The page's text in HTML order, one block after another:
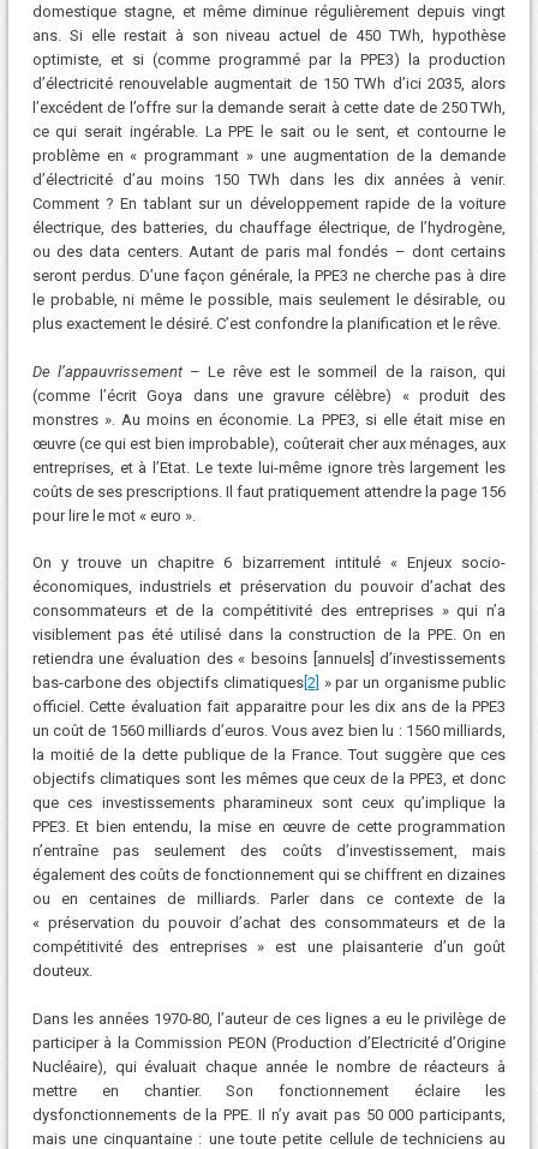
domestique stagne, et même diminue régulièrement depuis vingt
ans. Si elle restait à son niveau actuel de 450 TWh, hypothèse
optimiste, et si (comme programmé par la PPE3) la production
d’électricité renouvelable augmentait de 150 TWh d’ici 2035, alors
l’excédent de l’offre sur la demande serait à cette date de 250 TWh,
ce qui serait ingérable. La PPE le sait ou le sent, et contourne le
problème en « programmant » une augmentation de la demande
d’électricité d’au moins 150 TWh dans les dix années à venir.
Comment ? En tablant sur un développement rapide de la voiture
électrique, des batteries, du chauffage électrique, de l’hydrogène,
ou des data centers. Autant de paris mal fondés – dont certains
seront perdus. D’une façon générale, la PPE3 ne cherche pas à dire
le probable, ni même le possible, mais seulement le désirable, ou
plus exactement le désiré. C’est confondre la planification et le rêve.
De l’appauvrissement– Le rêve est le sommeil de la raison, qui
(comme l’écrit Goya dans une gravure célèbre) « produit des
monstres ». Au moins en économie. La PPE3, si elle était mise en
œuvre (ce qui est bien improbable), coûterait cher aux ménages, aux
entreprises, et à l’Etat. Le texte lui-même ignore très largement les
coûts de ses prescriptions. Il faut pratiquement attendre la page 156
pour lire le mot « euro ».
On y trouve un chapitre 6 bizarrement intitulé « Enjeux socio-
économiques, industriels et préservation du pouvoir d’achat des
consommateurs et de la compétitivité des entreprises » qui n’a
visiblement pas été utilisé dans la construction de la PPE. On en
retiendra une évaluation des « besoins [annuels] d’investissements
bas-carbone des objectifs climatiques[2] » par un organisme public
officiel. Cette évaluation fait apparaitre pour les dix ans de la PPE3
un coût de 1560 milliards d’euros. Vous avez bien lu : 1560 milliards,
la moitié de la dette publique de la France. Tout suggère que ces
objectifs climatiques sont les mêmes que ceux de la PPE3, et donc
que ces investissements pharamineux sont ceux qu’implique la
PPE3. Et bien entendu, la mise en œuvre de cette programmation
n’entraîne pas seulement des coûts d’investissement, mais
également des coûts de fonctionnement qui se chiffrent en dizaines
ou en centaines de milliards. Parler dans ce contexte de la
« préservation du pouvoir d’achat des consommateurs et de la
compétitivité des entreprises » est une plaisanterie d’un goût
douteux.
Dans les années 1970-80, l’auteur de ces lignes a eu le privilège de
participer à la Commission PEON (Production d’Electricité d’Origine
Nucléaire), qui évaluait chaque année le nombre de réacteurs à
mettre en chantier. Son fonctionnement éclaire les
dysfonctionnements de la PPE. Il n’y avait pas 50 000 participants,
mais une cinquantaine : une toute petite cellule de techniciens au